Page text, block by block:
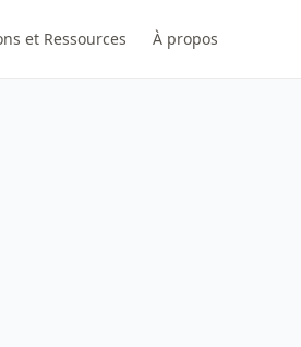
et Ressources À propos